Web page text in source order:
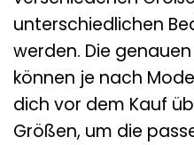
unterschiedlichen
werden. Die
können je nach
dich vor dem Kauf
Größen, um die